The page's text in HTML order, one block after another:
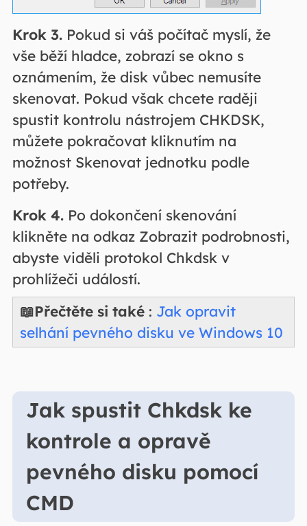
Krok 3.Pokud si váš počítač myslí, že
vše běží hladce, zobrazí se okno s
oznámením, že disk vůbec nemusíte
skenovat. Pokud však chcete raději
spustit kontrolu nástrojem CHKDSK,
můžete pokračovat kliknutím na
možnost Skenovat jednotku podle
potřeby.
Krok 4.Po dokončení skenování
klikněte na odkaz Zobrazit podrobnosti,
abyste viděli protokol Chkdsk v
prohlížeči událostí.
📖Přečtěte si také: Jak opravit
selhání pevného disku ve Windows 10
Jak spustit Chkdsk ke
kontrole a opravě
pevného disku pomocí
CMD